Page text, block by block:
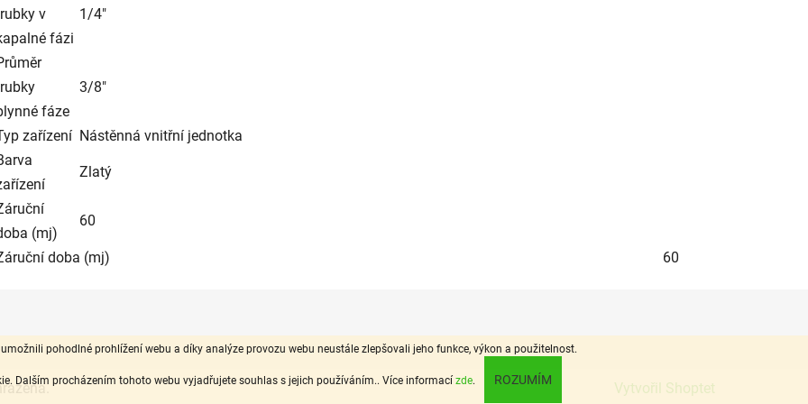
pohodlné prohlížení webu a díky analýze provozu webu neustále zlepšovali jeho funkce, výkon a použitelnost.
Dalším procházením tohoto webu vyjadřujete souhlas s jejich používáním.. Více informací zde. ROZUMÍM
v
fázi
1/4"
fáze
3/8"
zařízení Nástěnná vnitřní jednotka
Zlatý
(mj)
60
doba (mj) 60
Vytvořil Shoptet